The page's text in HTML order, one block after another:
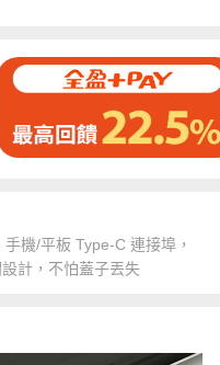
機/平板 Type-C 連接埠，
計，不怕蓋子丟失